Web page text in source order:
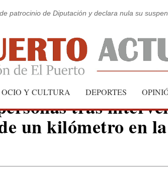
patrocinio de Diputación y declara nula su
OCIO Y CULTURA DEPORTES
tras
un kilómetro en